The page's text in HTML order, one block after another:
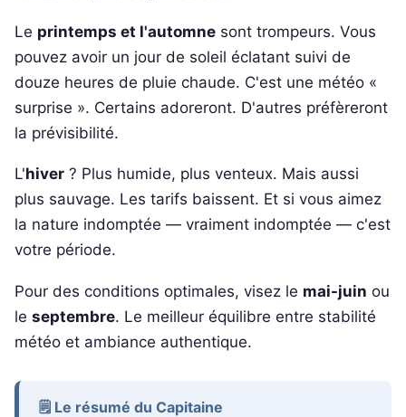
Le printemps et l'automne sont trompeurs. Vous
pouvez avoir un jour de soleil éclatant suivi de
douze heures de pluie chaude. C'est une météo «
surprise ». Certains adoreront. D'autres préfèreront
la prévisibilité.
L'hiver ? Plus humide, plus venteux. Mais aussi
plus sauvage. Les tarifs baissent. Et si vous aimez
la nature indomptée — vraiment indomptée — c'est
votre période.
Pour des conditions optimales, visez le mai-juin ou
le septembre. Le meilleur équilibre entre stabilité
météo et ambiance authentique.
🗒️ Le résumé du Capitaine